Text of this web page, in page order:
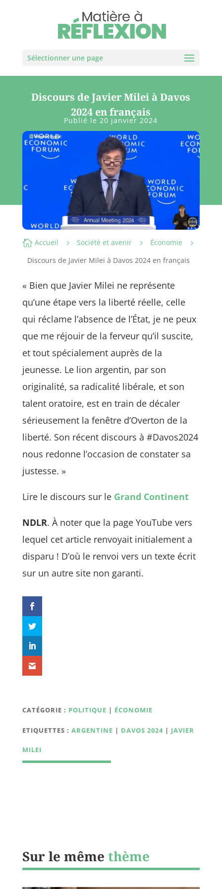
Sélectionner une page
Discours de Javier Milei à Davos
2024 en français
Publié le 20 janvier 2024
 Accueil 5 Société et avenir 5 Économie 5
Discours de Javier Milei à Davos 2024 en français
« Bien que Javier Milei ne représente
qu’une étape vers la liberté réelle, celle
qui réclame l’absence de l’État, je ne peux
que me réjouir de la ferveur qu’il suscite,
et tout spécialement auprès de la
jeunesse. Le lion argentin, par son
originalité, sa radicalité libérale, et son
talent oratoire, est en train de décaler
sérieusement la fenêtre d’Overton de la
liberté. Son récent discours à #Davos2024
nous redonne l’occasion de constater sa
justesse. »
Lire le discours sur le Grand Continent
NDLR. À noter que la page YouTube vers
lequel cet article renvoyait initialement a
disparu ! D’où le renvoi vers un texte écrit
sur un autre site non garanti.
CATÉGORIE : POLITIQUE | ÉCONOMIE
ETIQUETTES : ARGENTINE | DAVOS 2024| JAVIER
MILEI
Sur le même thème